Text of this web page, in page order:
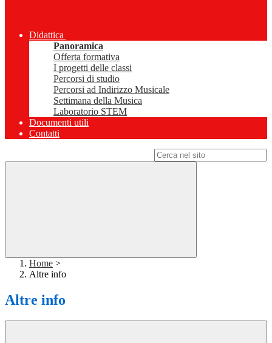
Didattica
Panoramica
Offerta formativa
I progetti delle classi
Percorsi di studio
Percorsi ad Indirizzo Musicale
Settimana della Musica
Laboratorio STEM
Documenti utili
Contatti
Home >
Altre info
Altre info